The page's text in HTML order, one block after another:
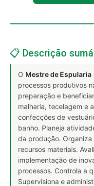
📋 Descrição
O Mestre de Espularia
processos produtivos
preparação e
malharia, tecelagem e
confecções de
banho. Planeja
da produção.
recursos materiais.
implementação de
processos. Controla a
Supervisiona e